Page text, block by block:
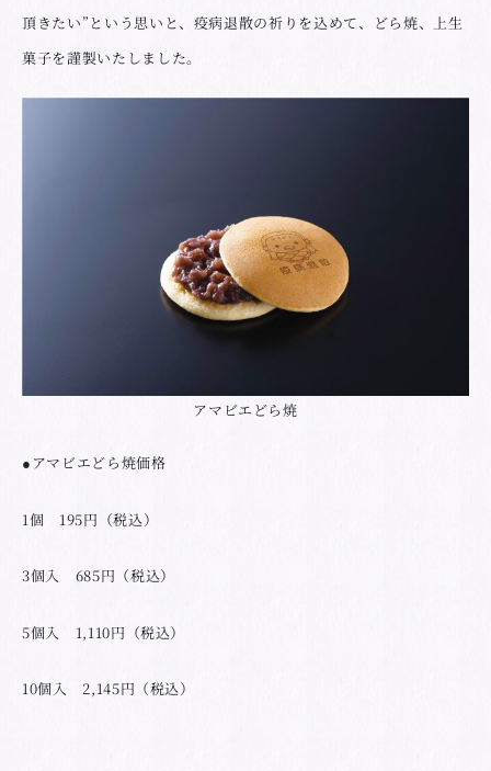
頂きたい”という思いと、疫病退散の祈りを込めて、どら焼、上生
菓子を謹製いたしました。
アマビエどら焼
●アマビエどら焼価格
1個 195円（税込）
3個入 685円（税込）
5個入 1,110円（税込）
10個入 2,145円（税込）